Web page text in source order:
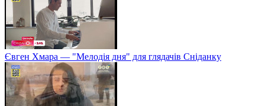
Євген Хмара — "Мелодія дня" для глядачів Сніданку